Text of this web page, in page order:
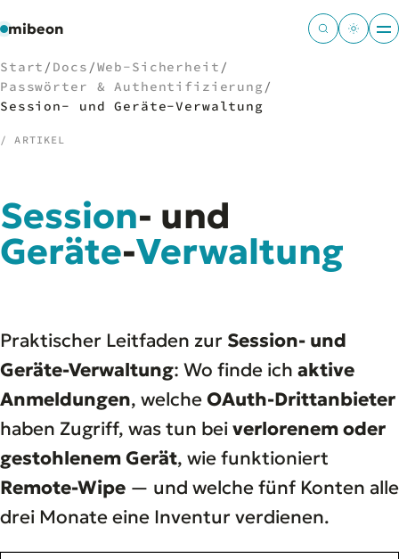
mibeon
Start
02MB
03Projekte
04Leistungen
07Welten
Start / Docs /Web-Sicherheit /
Passwörter & Authentifizierung /
Session- und Geräte-Verwaltung
/ ARTIKEL
Session- und
Geräte-Verwaltung
Praktischer Leitfaden zur Session- und
Geräte-Verwaltung: Wo finde ich aktive
Anmeldungen, welcheOAuth-Drittanbieter
haben Zugriff, was tun beiverlorenem oder
gestohlenem Gerät, wie funktioniert
Remote-Wipe — und welche fünf Konten alle
drei Monate eine Inventur verdienen.